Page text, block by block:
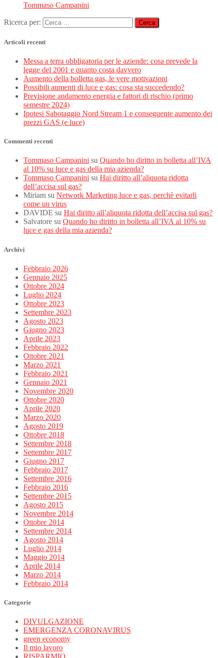
Tommaso Campanini
Ricerca per:
Articoli recenti
Messa a terra obbligatoria per le aziende: cosa prevede la
legge del 2001 e quanto costa davvero
Aumento della bolletta gas, le vere motivazioni
Possibili aumenti di luce e gas: cosa sta succedendo?
Previsione andamento energia e fattori di rischio (primo
semestre 2024)
Ipotesi Sabotaggio Nord Stream 1 e conseguente aumento dei
prezzi GAS (e luce)
Commenti recenti
Tommaso Campanini su Quando ho diritto in bolletta all’IVA
al 10% su luce e gas della mia azienda?
Tommaso Campanini su Hai diritto all’aliquota ridotta
dell’accisa sul gas?
Miriam su Network Marketing luce e gas, perchè evitarli
come un virus
DAVIDE su Hai diritto all’aliquota ridotta dell’accisa sul gas?
Salvatore su Quando ho diritto in bolletta all’IVA al 10% su
luce e gas della mia azienda?
Archivi
Febbraio 2026
Gennaio 2025
Ottobre 2024
Luglio 2024
Ottobre 2023
Settembre 2023
Agosto 2023
Giugno 2023
Aprile 2023
Febbraio 2022
Ottobre 2021
Marzo 2021
Febbraio 2021
Gennaio 2021
Novembre 2020
Ottobre 2020
Aprile 2020
Marzo 2020
Agosto 2019
Ottobre 2018
Settembre 2018
Settembre 2017
Giugno 2017
Febbraio 2017
Settembre 2016
Febbraio 2016
Settembre 2015
Agosto 2015
Novembre 2014
Ottobre 2014
Settembre 2014
Agosto 2014
Luglio 2014
Maggio 2014
Aprile 2014
Marzo 2014
Febbraio 2014
Categorie
DIVULGAZIONE
EMERGENZA CORONAVIRUS
green economy
Il mio lavoro
RISPARMIO